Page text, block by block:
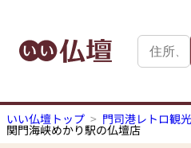
いい仏壇トップ 門司港レトロ観
関門海峡めかり駅の仏壇店